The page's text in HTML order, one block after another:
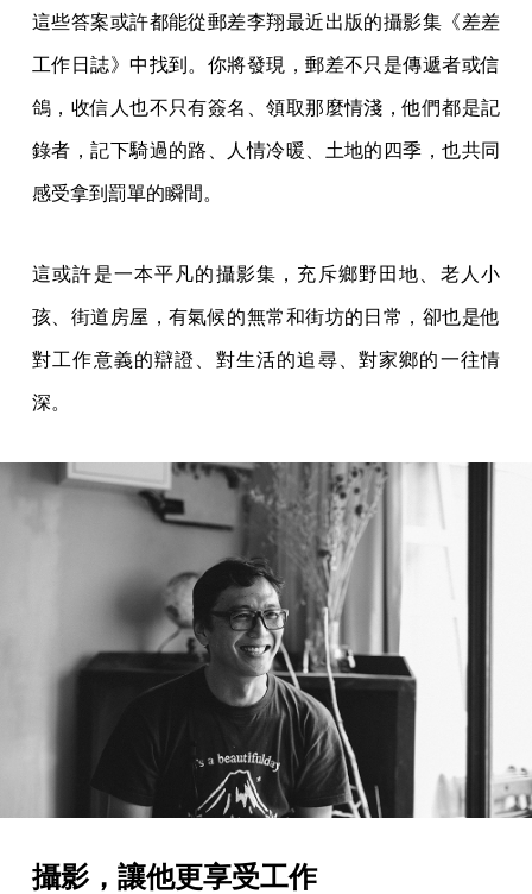
這些答案或許都能從郵差李翔最近出版的攝影集《差差
工作日誌》中找到。你將發現，郵差不只是傳遞者或信
鴿，收信人也不只有簽名、領取那麼情淺，他們都是記
錄者，記下騎過的路、人情冷暖、土地的四季，也共同
感受拿到罰單的瞬間。
這或許是一本平凡的攝影集，充斥鄉野田地、老人小
孩、街道房屋，有氣候的無常和街坊的日常，卻也是他
對工作意義的辯證、對生活的追尋、對家鄉的一往情
深。
攝影，讓他更享受工作